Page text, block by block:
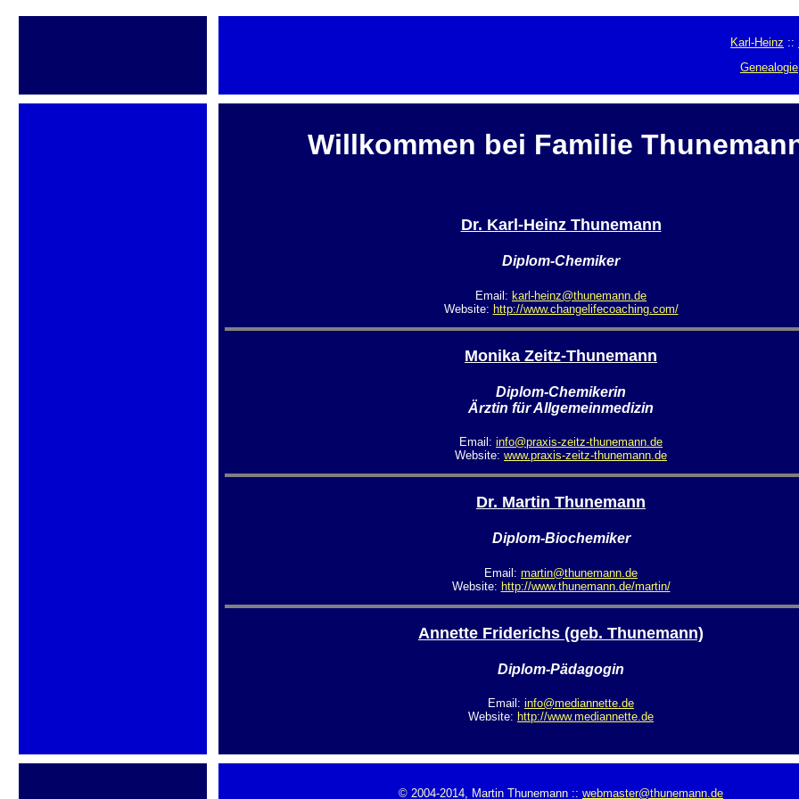
Karl-Heinz ::
Genealogie
Willkommen bei Familie
Dr. Karl-Heinz Thunemann
Diplom-Chemiker
Email: karl-heinz@thunemann.de
Website: http://www.changelifecoaching.com/
Monika Zeitz-Thunemann
Diplom-Chemikerin
Ärztin für Allgemeinmedizin
Email: info@praxis-zeitz-thunemann.de
Website: www.praxis-zeitz-thunemann.de
Dr. Martin Thunemann
Diplom-Biochemiker
Email: martin@thunemann.de
Website: http://www.thunemann.de/martin/
Annette Friderichs (geb. Thunemann)
Diplom-Pädagogin
Email: info@mediannette.de
Website: http://www.mediannette.de
© 2004-2014, Martin Thunemann :: webmaster@thunemann.de